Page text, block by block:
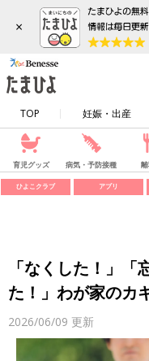
×
TOP 妊娠・出産
育児グッズ 病気・予防接種
ひよこクラブ アプリ
「なくした！」
た！」わが家のカ
2026/06/09 更新